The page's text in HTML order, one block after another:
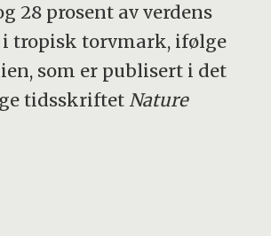
28 prosent av verdens
tropisk torvmark, ifølge
som er publisert i det
tidsskriftetNature